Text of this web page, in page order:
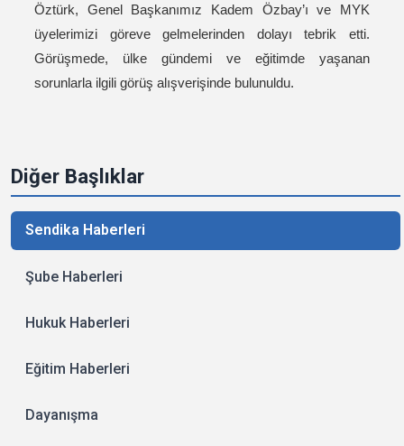
Diğer Başlıklar
Sendika Haberleri
Şube Haberleri
Hukuk Haberleri
Eğitim Haberleri
Dayanışma
Öztürk, Genel Başkanımız Kadem Özbay’ı ve MYK
üyelerimizi göreve gelmelerinden dolayı tebrik etti.
Görüşmede, ülke gündemi ve eğitimde yaşanan
sorunlarla ilgili görüş alışverişinde bulunuldu.